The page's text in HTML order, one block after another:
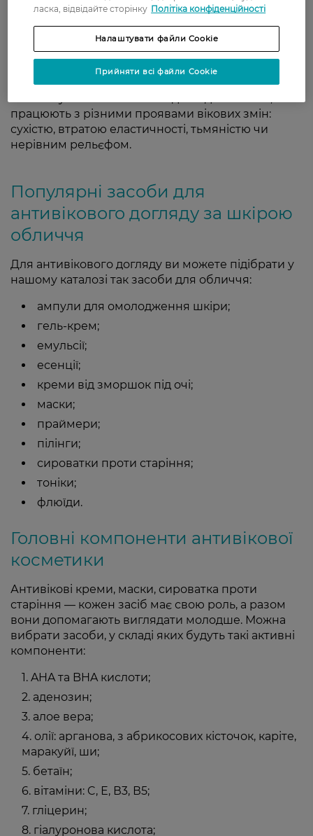
антиоксидантами та гіалуроновою кислотою.
негативного впливу навколишнього
середовища. Такий антивіковий догляд
допомагає уповільнити старіння та зберегти
молодий вигляд обличчя. У каталозі Watsons
працюють з різними проявами вікових змін:
сухістю, втратою еластичності, тьмяністю чи
нерівним рельєфом.
Популярні засоби для
антивікового догляду за шкірою
обличчя
Для антивікового догляду ви можете підібрати у
нашому каталозі так засоби для обличчя:
ампули для омолодження шкіри;
гель-крем;
емульсії;
есенції;
креми від зморшок під очі;
маски;
праймери;
пілінги;
сироватки проти старіння;
тоніки;
флюїди.
Головні компоненти антивікової
косметики
Антивікові креми, маски, сироватка проти
старіння — кожен засіб має свою роль, а разом
вони допомагають виглядати молодше. Можна
вибрати засоби, у складі яких будуть такі активні
компоненти:
AHA та BHA кислоти;
аденозин;
алое вера;
олії: арганова, з абрикосових кісточок, каріте,
маракуйї, ши;
бетаїн;
вітаміни: C, Е, В3, В5;
гліцерин;
гіалуронова кислота;
ласка, відвідайте сторінку Політіка конфіденційності
Налаштувати файли Cookie
Прийняти всі файли Cookie